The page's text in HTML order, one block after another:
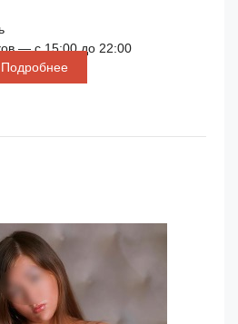
— с 15:00 до 22:00
Подробнее